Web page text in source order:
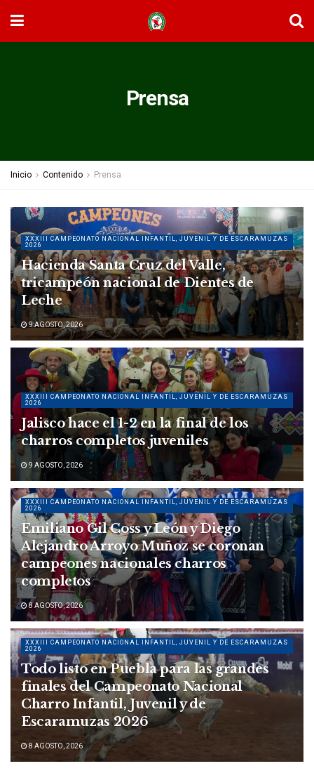
Prensa
Inicio Contenido Prensa
XXXIII CAMPEONATO NACIONAL INFANTIL, JUVENIL Y DE ESCARAMUZAS
2026
Hacienda Santa Cruz del Valle,
tricampeón nacional de Dientes de
Leche
9 AGOSTO, 2026
XXXIII CAMPEONATO NACIONAL INFANTIL, JUVENIL Y DE ESCARAMUZAS
2026
Jalisco hace el 1-2 en la final de los
charros completos juveniles
9 AGOSTO, 2026
XXXIII CAMPEONATO NACIONAL INFANTIL, JUVENIL Y DE ESCARAMUZAS
2026
Emiliano Gil Coss y León y Diego
Alejandro Arroyo Muñoz se coronan
campeones nacionales charros
completos
8 AGOSTO, 2026
XXXIII CAMPEONATO NACIONAL INFANTIL, JUVENIL Y DE ESCARAMUZAS
2026
Todo listo en Puebla para las grandes
finales del Campeonato Nacional
Charro Infantil, Juvenil y de
Escaramuzas 2026
8 AGOSTO, 2026